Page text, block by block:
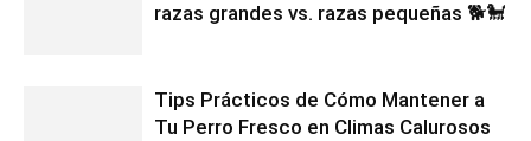
razas grandes vs. razas pequeñas 🐕🐩
Tips Prácticos de Cómo Mantener a
Tu Perro Fresco en Climas Calurosos